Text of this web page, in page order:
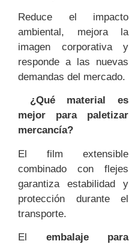
Reduce el impacto
ambiental, mejora la
imagen corporativa y
responde a las nuevas
demandas del mercado.
¿Qué material es
mejor para paletizar
mercancía?
El film extensible
combinado con flejes
garantiza estabilidad y
protección durante el
transporte.
El embalaje para